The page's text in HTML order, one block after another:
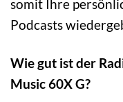
somit Ihre
Podcasts
Wie gut ist der
Music 60X G?